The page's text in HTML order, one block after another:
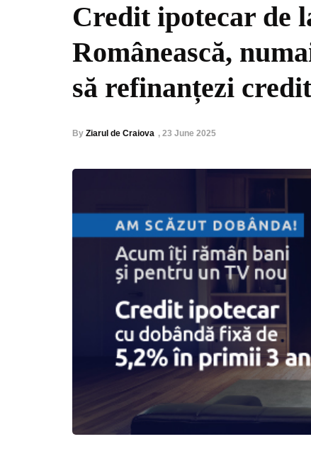
Credit ipotecar de
Românească,
să refinanțezi
By Ziarul de Craiova , 23 June 2025